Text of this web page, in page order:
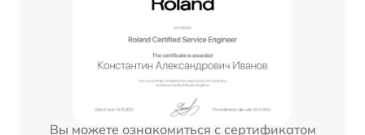
Вы можете ознакомиться с сертификатом